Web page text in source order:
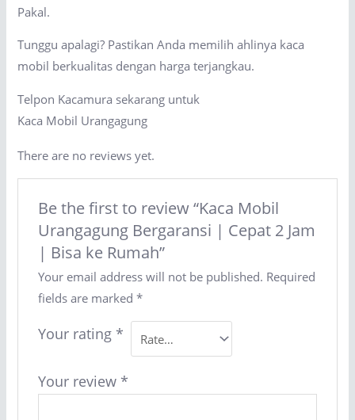
Pakal.
Tunggu apalagi? Pastikan Anda memilih ahlinya kaca
mobil berkualitas dengan harga terjangkau.
Telpon Kacamura sekarang untuk
Kaca Mobil Urangagung
There are no reviews yet.
Be the first to review “Kaca Mobil
Urangagung Bergaransi | Cepat 2 Jam
| Bisa ke Rumah”
Your email address will not be published. Required
fields are marked *
Your rating *
Your review *